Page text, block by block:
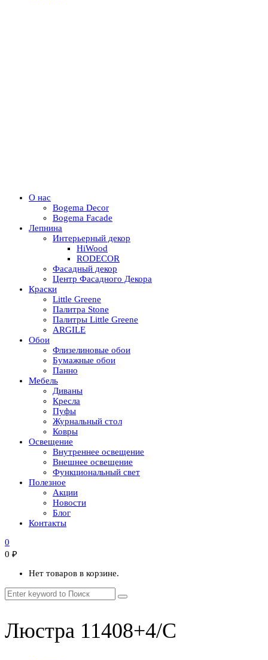
О нас
Bogema Decor
Bogema Facade
Лепнина
Интерьерный декор
HiWood
RODECOR
Фасадный декор
Центр Фасадного Декора
Краски
Little Greene
Палитра Stone
Палитры Little Greene
ARGILE
Обои
Флизелиновые обои
Бумажные обои
Панно
Мебель
Диваны
Кресла
Пуфы
Журнальный стол
Ковры
Освещение
Внутреннее освещение
Внешнее освещение
Функциональный свет
Полезное
Акции
Новости
Блог
Контакты
0
0 ₽
Нет товаров в корзине.
Люстра 11408+4/C